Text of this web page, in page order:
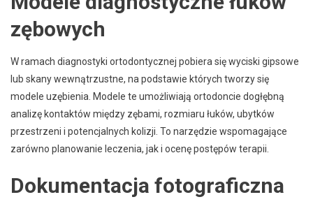
zębowych
W ramach diagnostyki ortodontycznej pobiera się wyciski gipsowe
lub skany wewnątrzustne, na podstawie których tworzy się
modele uzębienia. Modele te umożliwiają ortodoncie dogłębną
analizę kontaktów między zębami, rozmiaru łuków, ubytków
przestrzeni i potencjalnych kolizji. To narzędzie wspomagające
zarówno planowanie leczenia, jak i ocenę postępów terapii.
Dokumentacja fotograficzna